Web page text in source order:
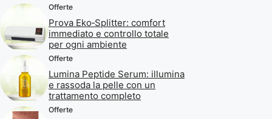
Offerte
Prova Eko‑Splitter: comfort
immediato e controllo totale
per ogni ambiente
Offerte
Lumina Peptide Serum: illumina
e rassoda la pelle con un
trattamento completo
Offerte